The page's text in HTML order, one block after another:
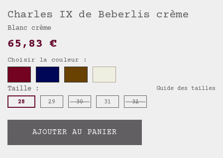
Charles IX de Beberlis crème
Blanc crème
65,83 €
Choisir la couleur :
Taille : Guide des tailles
28 29 30 31 32
AJOUTER AU PANIER